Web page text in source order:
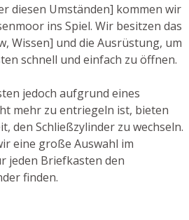
diesen Umständen] kommen wir
ins Spiel. Wir besitzen das
Wissen] und die Ausrüstung, um
schnell und einfach zu öffnen.
jedoch aufgrund eines
mehr zu entriegeln ist, bieten
den Schließzylinder zu wechseln.
eine große Auswahl im
jeden Briefkasten den
finden.